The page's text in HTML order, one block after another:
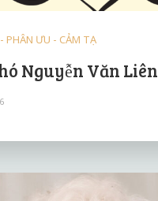
PHÂN ƯU - CẢM TẠ
Nguyễn Văn Liên